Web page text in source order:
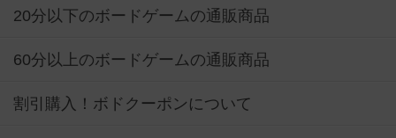
20分以下のボードゲームの通販商品
60分以上のボードゲームの通販商品
割引購入！ボドクーポンについて